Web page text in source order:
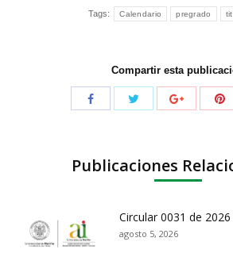
Tags: Calendario pregrado
Compartir esta
Publicaciones
Circular 0031 de
agosto 5, 2026